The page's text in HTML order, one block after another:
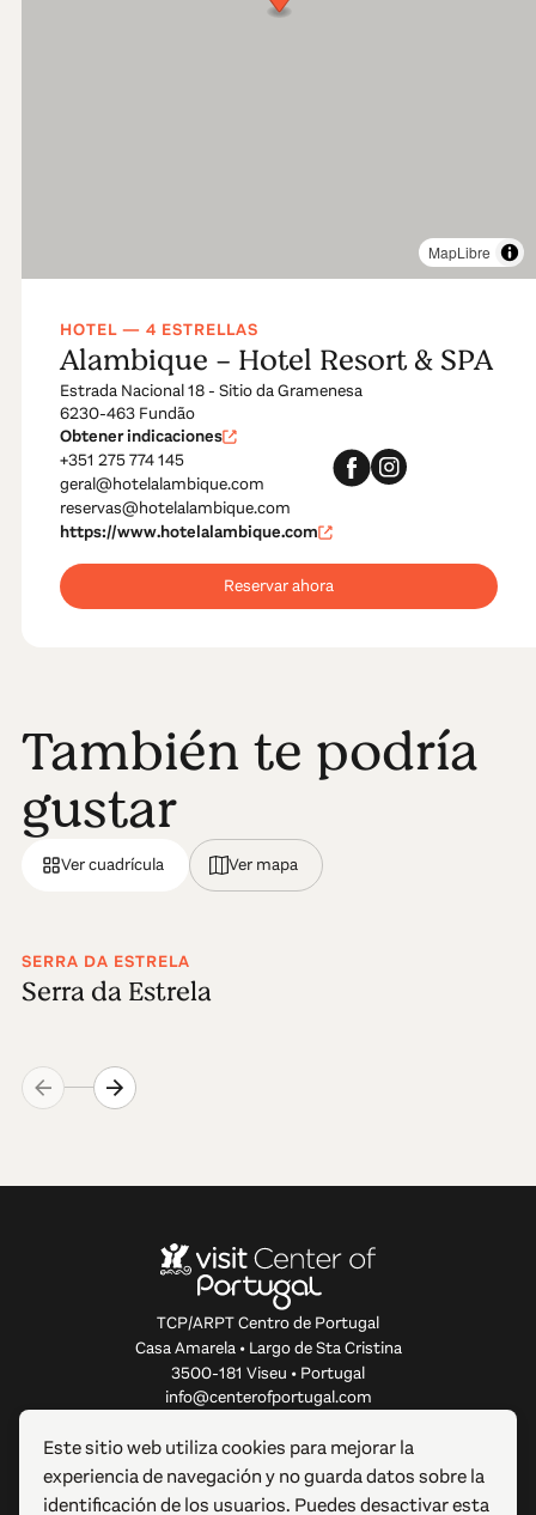
HOTEL — 4 ESTRELLAS
Alambique - Hotel Resort & SPA
Estrada Nacional 18 - Sitio da Gramenesa
6230-463 Fundão
Obtener indicaciones
+351 275 774 145
geral@hotelalambique.com
reservas@hotelalambique.com
https://www.hotelalambique.com
Reservar ahora
MapLibre
También te podría
gustar
Ver cuadrícula Ver mapa
SERRA DA ESTRELA
Serra da Estrela
TCP/ARPT Centro de Portugal
Casa Amarela • Largo de Sta Cristina
3500-181 Viseu • Portugal
info@centerofportugal.com
SOBRE ESTE SITIO WEB
Este sitio web utiliza cookies para mejorar la
experiencia de navegación y no guarda datos sobre la
identificación de los usuarios. Puedes desactivar esta